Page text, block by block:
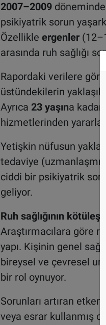
2007–2009döneminde
psikiyatrik sorun
Özellikle ergenler
arasında ruh sağlığı
Rapordaki verilere
üstündekilerin yaklaşık
Ayrıca 23 yaşına kadar
hizmetlerinden
Yetişkin nüfusun
tedaviye
ciddi bir psikiyatrik
geliyor.
Ruh sağlığının
Araştırmacılara göre
yapı. Kişinin genel
bireysel ve çevresel
bir rol oynuyor.
Sorunları artıran
veya esrar kullanmış